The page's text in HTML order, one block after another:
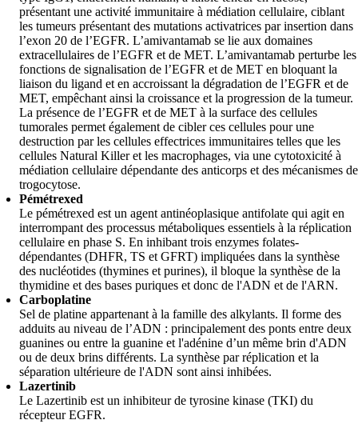
présentant une activité immunitaire à médiation cellulaire, ciblant
les tumeurs présentant des mutations activatrices par insertion dans
l’exon 20 de l’EGFR. L’amivantamab se lie aux domaines
extracellulaires de l’EGFR et de MET. L’amivantamab perturbe les
fonctions de signalisation de l’EGFR et de MET en bloquant la
liaison du ligand et en accroissant la dégradation de l’EGFR et de
MET, empêchant ainsi la croissance et la progression de la tumeur.
La présence de l’EGFR et de MET à la surface des cellules
tumorales permet également de cibler ces cellules pour une
destruction par les cellules effectrices immunitaires telles que les
cellules Natural Killer et les macrophages, via une cytotoxicité à
médiation cellulaire dépendante des anticorps et des mécanismes de
trogocytose.
Pémétrexed
Le pémétrexed est un agent antinéoplasique antifolate qui agit en
interrompant des processus métaboliques essentiels à la réplication
cellulaire en phase S. En inhibant trois enzymes folates-
dépendantes (DHFR, TS et GFRT) impliquées dans la synthèse
des nucléotides (thymines et purines), il bloque la synthèse de la
thymidine et des bases puriques et donc de l'ADN et de l'ARN.
Carboplatine
Sel de platine appartenant à la famille des alkylants. Il forme des
adduits au niveau de l’ADN : principalement des ponts entre deux
guanines ou entre la guanine et l'adénine d’un même brin d'ADN
ou de deux brins différents. La synthèse par réplication et la
séparation ultérieure de l'ADN sont ainsi inhibées.
Lazertinib
Le Lazertinib est un inhibiteur de tyrosine kinase (TKI) du
récepteur EGFR.